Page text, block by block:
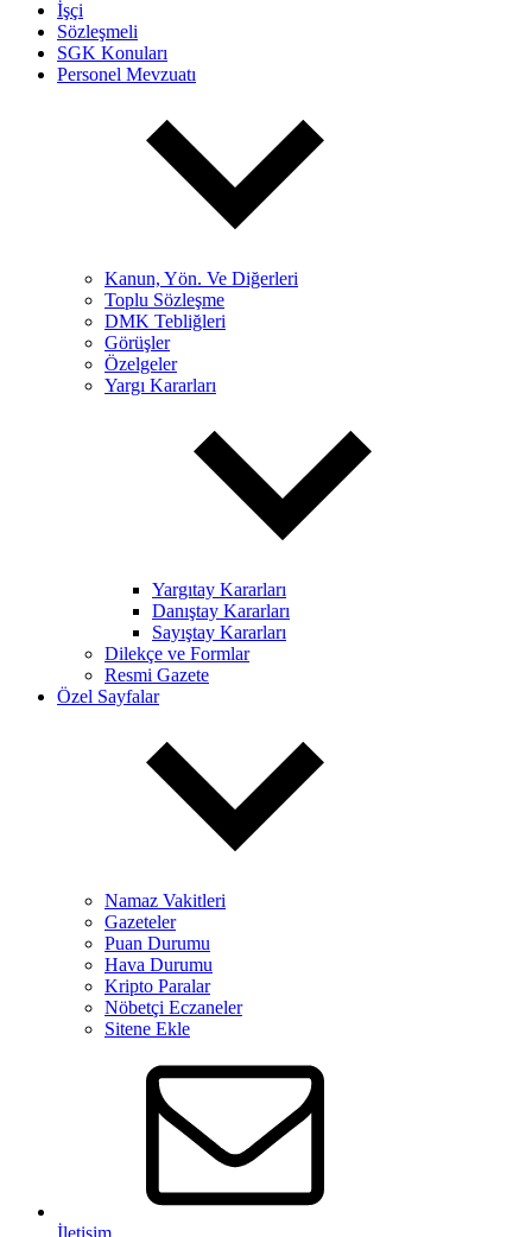
İşçi
Sözleşmeli
SGK Konuları
Personel Mevzuatı
Kanun, Yön. Ve Diğerleri
Toplu Sözleşme
DMK Tebliğleri
Görüşler
Özelgeler
Yargı Kararları
Yargıtay Kararları
Danıştay Kararları
Sayıştay Kararları
Dilekçe ve Formlar
Resmi Gazete
Özel Sayfalar
Namaz Vakitleri
Gazeteler
Puan Durumu
Hava Durumu
Kripto Paralar
Nöbetçi Eczaneler
Sitene Ekle
İletişim